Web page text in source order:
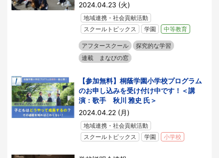
2024.04.23 (火)
地域連携・社会貢献活動
スクールトピックス
学園 中等教育
アフタースクール
探究的な学習
連載 まなびの窓
【参加無料】桐蔭学園小学校プログラム
のお申し込みを受け付け中です！＜講
演：歌手 秋川 雅史 氏＞
2024.04.22 (月)
地域連携・社会貢献活動
スクールトピックス
学園 小学校